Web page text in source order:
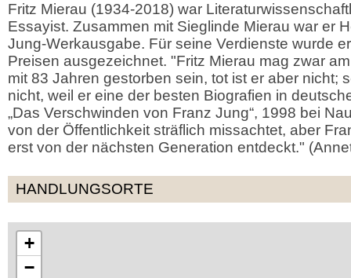
Fritz Mierau (1934-2018) war
Essayist. Zusammen mit Sieglinde Mierau war er
Jung-Werkausgabe. Für seine Verdienste wurde
Preisen ausgezeichnet. "Fritz Mierau mag zwar
mit 83 Jahren gestorben sein, tot ist er aber nicht;
nicht, weil er eine der besten Biografien in
„Das Verschwinden von Franz Jung“, 1998 bei
von der Öffentlichkeit sträflich missachtet, aber
erst von der nächsten Generation entdeckt."
HANDLUNGSORTE
+
−